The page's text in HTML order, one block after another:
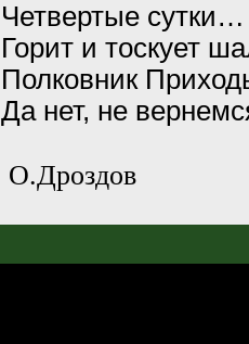
Четвертые
Горит и тоскует
Полковник
Да нет, не
О.Дроздов